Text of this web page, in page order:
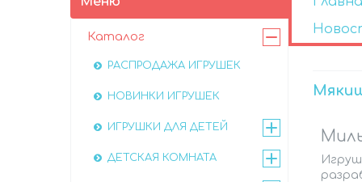
Каталог
РАСПРОДАЖА ИГРУШЕК
НОВИНКИ ИГРУШЕК
ИГРУШКИ ДЛЯ ДЕТЕЙ
ДЕТСКАЯ КОМНАТА